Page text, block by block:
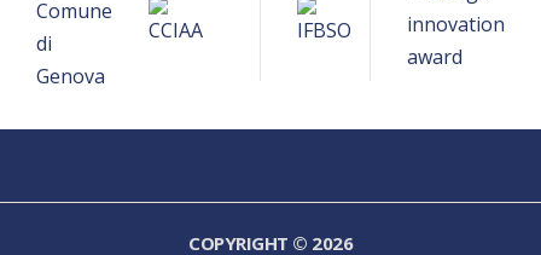
COPYRIGHT © 2026